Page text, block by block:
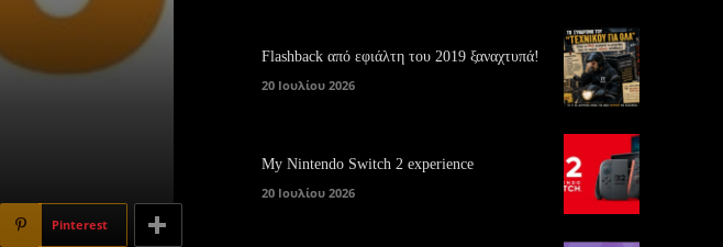
Pinterest
Flashback από εφιάλτη του 2019 ξαναχτυπά!
20 Ιουλίου 2026
My Nintendo Switch 2 experience
20 Ιουλίου 2026